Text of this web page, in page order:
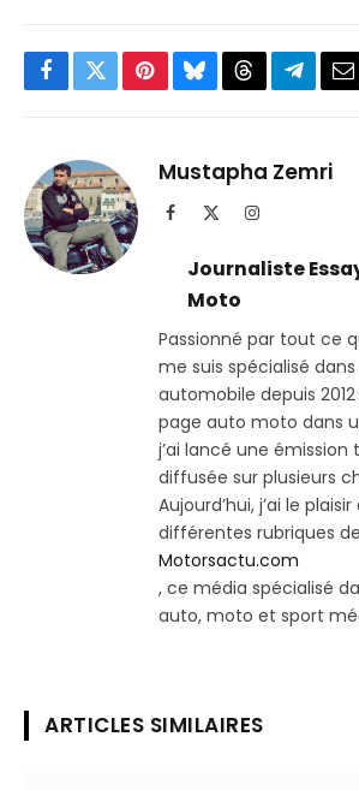
Facebook
TwitterPinterestBlueskyThreads
Mustapha Zemri
Facebook Instagram
Journaliste
Moto
Passionné par tout ce
me suis spécialisé
automobile depuis
page auto moto dans
j’ai lancé une émission
diffusée sur plusieurs
Aujourd’hui, j’ai le
différentes rubriques de
Motorsactu.com
, ce média spécialisé
auto, moto et sport
ARTICLES SIMILAIRES